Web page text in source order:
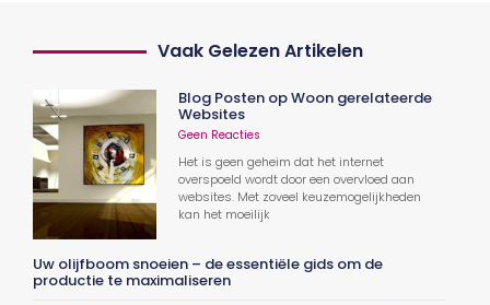
Vaak Gelezen Artikelen
Blog Posten op Woon gerelateerde
Websites
Geen Reacties
Het is geen geheim dat het internet
overspoeld wordt door een overvloed aan
websites. Met zoveel keuzemogelijkheden
kan het moeilijk
Uw olijfboom snoeien – de essentiële gids om de
productie te maximaliseren